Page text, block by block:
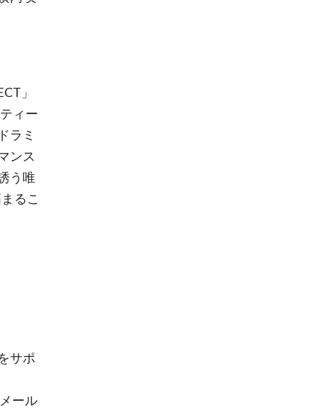
」
ィー
ラミ
ンス
う唯
るこ
サポ
ール